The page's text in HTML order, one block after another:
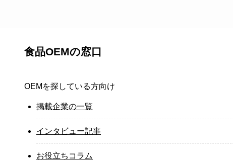
食品OEMの窓口
OEMを探している方向け
掲載企業の一覧
インタビュー記事
お役立ちコラム